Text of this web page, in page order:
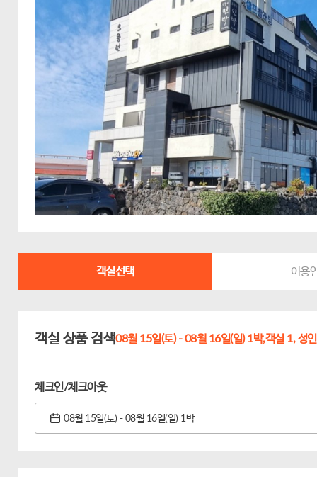
객실선택 이용
객실 상품 검색08월 15일(토) - 08월 16일(일) 1박,객실 1,성
체크인/체크아웃
08월 15일(토) - 08월 16일(일) 1박